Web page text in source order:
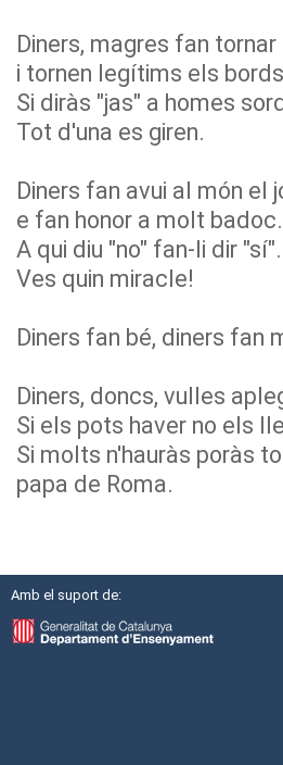
Diners, magres fan
i tornen legítims els
Si diràs "jas" a homes
Tot d'una es giren.
Diners fan avui al món el
e fan honor a molt badoc.
A qui diu "no" fan-li dir "sí".
Ves quin miracle!
Diners fan bé, diners fan
Diners, doncs, vulles
Si els pots haver no els
Si molts n'hauràs poràs
papa de Roma.
Amb el suport de: